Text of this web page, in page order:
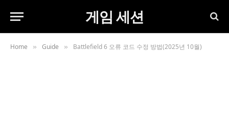
게임 세션
Home » Guide » Battlefield 6 오류 코드 수정 방법(2025년 10월)